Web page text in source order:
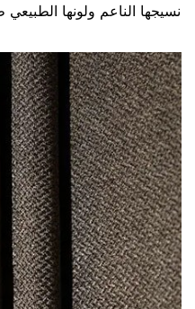
نسيجها الناعم ولونها